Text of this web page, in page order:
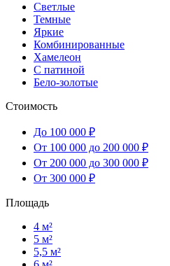
Светлые
Темные
Яркие
Комбинированные
Хамелеон
С патиной
Бело-золотые
Стоимость
До 100 000 ₽
От 100 000 до 200 000 ₽
От 200 000 до 300 000 ₽
От 300 000 ₽
Площадь
4 м²
5 м²
5,5 м²